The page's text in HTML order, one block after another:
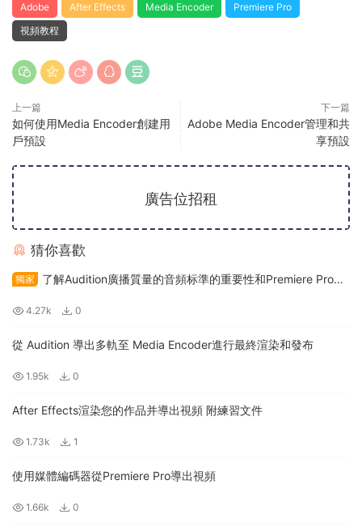
Adobe After Effects Media Encoder
Premiere Pro
視頻教程
上一篇
如何使用Media Encoder創建用
戶預設
下一篇
Adobe Media Encoder管理和共
享預設
廣告位招租
猜你喜歡
獨家
了解Audition廣播質量的音頻标準的重要性和Premiere Pro如
4.27k 0
從 Audition 導出多軌至 Media Encoder進行最終渲染和發布
1.95k 0
After Effects渲染您的作品并導出視頻 附練習文件
1.73k 1
使用媒體編碼器從Premiere Pro導出視頻
1.66k 0